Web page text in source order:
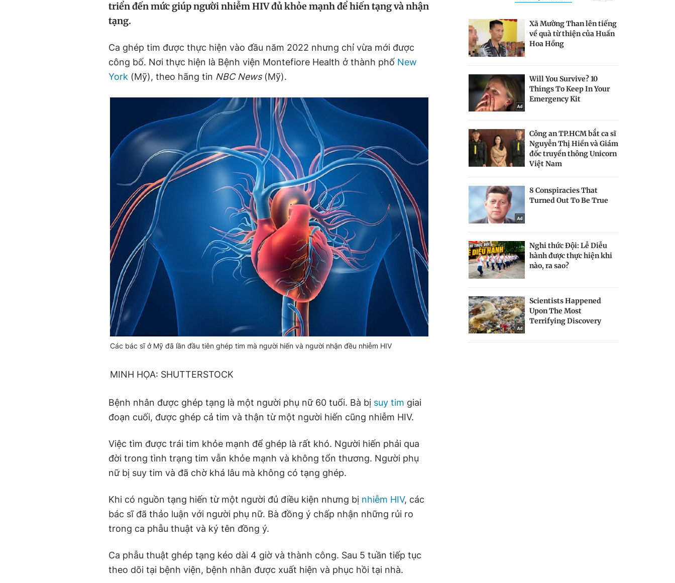
triển đến mức giúp người nhiễm HIV đủ khỏe mạnh để hiến tạng và nhận
tạng.
Ca ghép tim được thực hiện vào đầu năm 2022 nhưng chỉ vừa mới được
công bố. Nơi thực hiện là Bệnh viện Montefiore Health ở thành phố New
York (Mỹ), theo hãng tin NBC News(Mỹ).
Các bác sĩ ở Mỹ đã lần đầu tiên ghép tim mà người hiến và người nhận đều nhiễm HIV
MINH HỌA: SHUTTERSTOCK
Bệnh nhân được ghép tạng là một người phụ nữ 60 tuổi. Bà bị suy tim giai
đoạn cuối, được ghép cả tim và thận từ một người hiến cũng nhiễm HIV.
Việc tìm được trái tim khỏe mạnh để ghép là rất khó. Người hiến phải qua
đời trong tình trạng tim vẫn khỏe mạnh và không tổn thương. Người phụ
nữ bị suy tim và đã chờ khá lâu mà không có tạng ghép.
Khi có nguồn tạng hiến từ một người đủ điều kiện nhưng bị nhiễm HIV, các
bác sĩ đã thảo luận với người phụ nữ. Bà đồng ý chấp nhận những rủi ro
trong ca phẫu thuật và ký tên đồng ý.
Ca phẫu thuật ghép tạng kéo dài 4 giờ và thành công. Sau 5 tuần tiếp tục
theo dõi tại bệnh viện, bệnh nhân được xuất hiện và phục hồi tại nhà.